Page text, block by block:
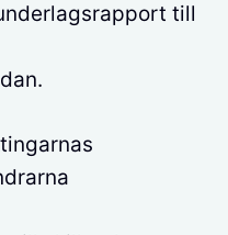
till